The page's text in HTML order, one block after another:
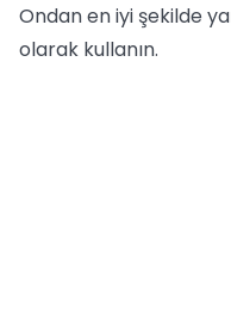
Ondan en iyi şekilde
olarak kullanın.